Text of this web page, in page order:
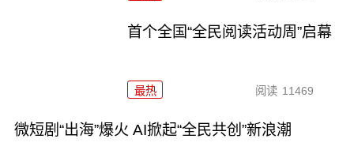
首个全国“全民阅读活动周”启幕
最热 阅读 11469
微短剧“出海”爆火 AI掀起“全民共创”新浪潮